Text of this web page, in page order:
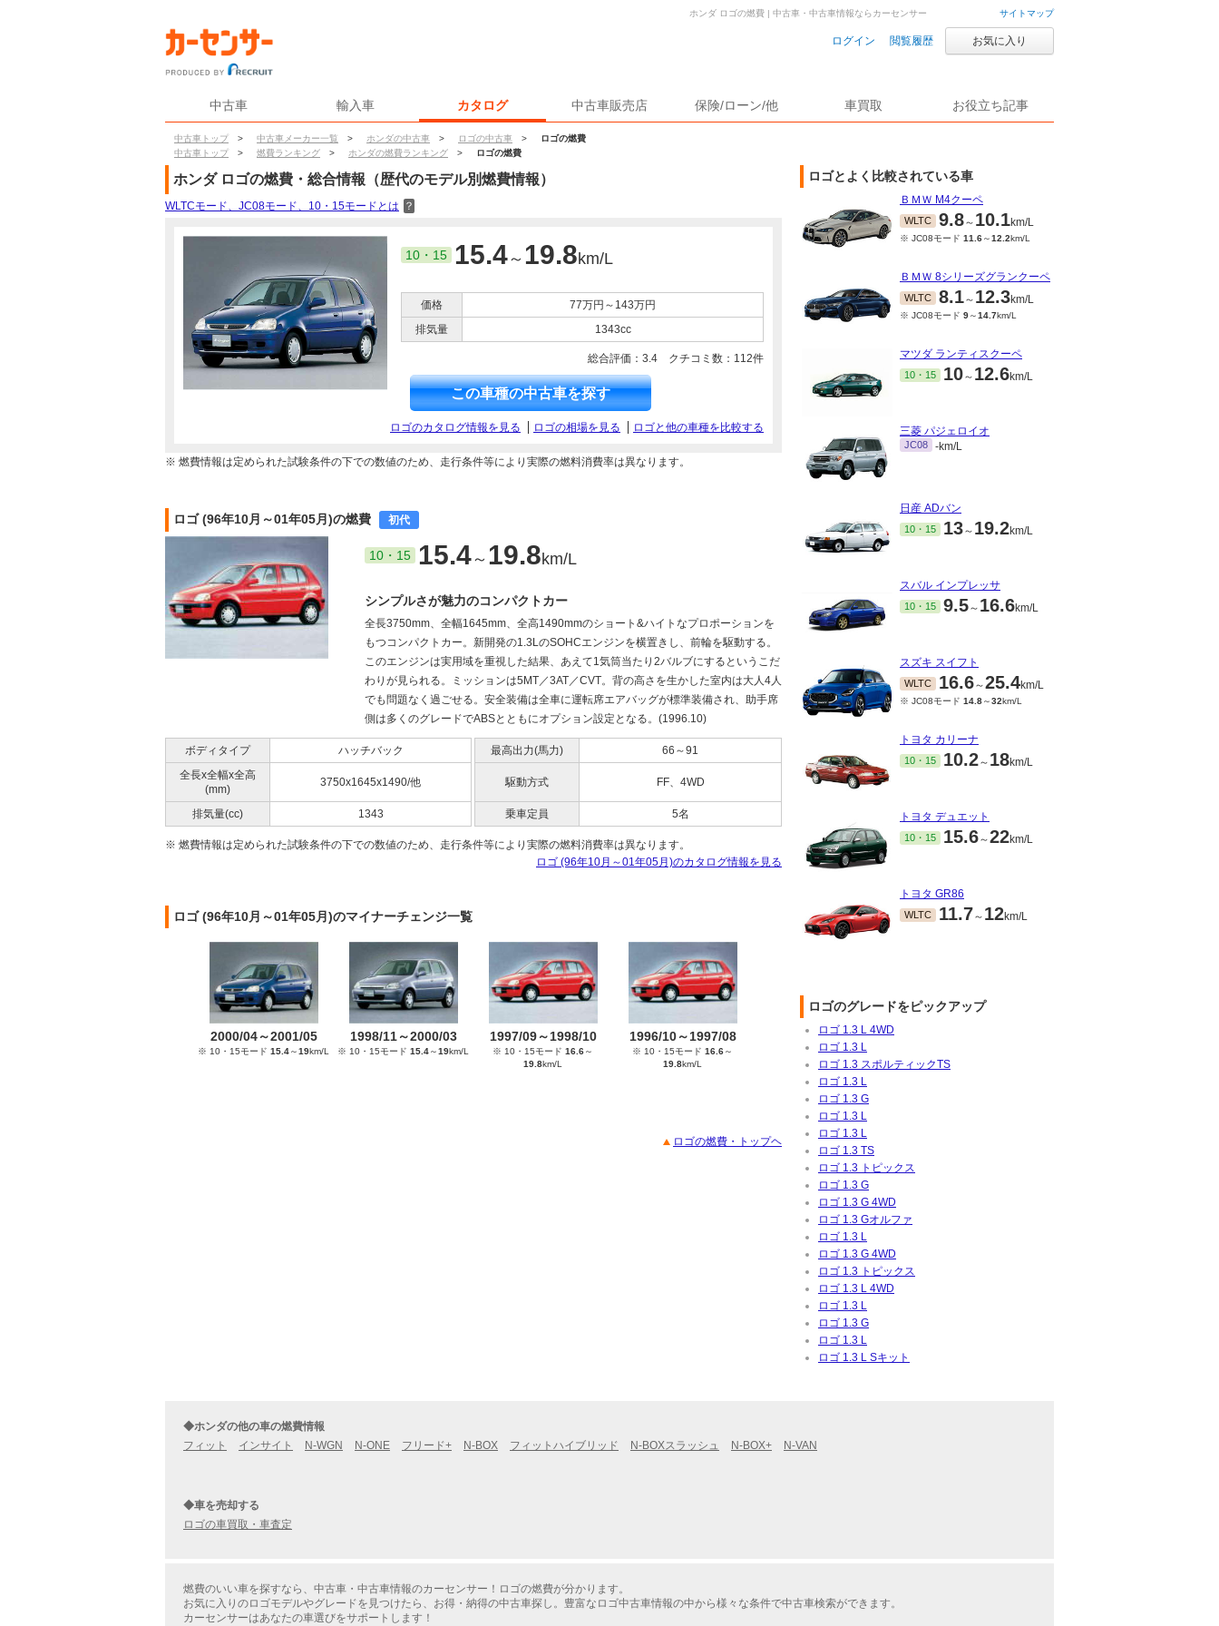
サイトマップ
ログイン 閲覧履歴 お気に入り
中古車 輸入車 カタログ 中古車販売店 保険/ローン/他 車買取 お役立ち記事
中古車トップ > 中古車メーカー一覧 > ホンダの中古車 > ロゴの中古車 >
ロゴの燃費
中古車トップ
> 燃費ランキング > ホンダの燃費ランキング > ロゴの燃費
ホンダ ロゴの燃費 | 中古車・中古車情報ならカーセンサー
ホンダ ロゴの燃費・総合情報（歴代のモデル別燃費情報）
WLTCモード、JC08モード、10・15モードとは ？
10・15 15.4～ 19.8km/L
価格
77万円～143万円
排気量
1343cc
総合評価： 3.4 クチコミ数： 112件
この車種の中古車を探す
ロゴのカタログ情報を見る ロゴの相場を見る ロゴと他の車種を比較する
※ 燃費情報は定められた試験条件の下での数値のため、走行条件等により実際の燃料消費率は異なります。
ロゴ (96年10月～01年05月)の燃費 初代
10・15 15.4～ 19.8km/L
シンプルさが魅力のコンパクトカー
全長3750mm、全幅1645mm、全高1490mmのショート&ハイトなプロポーションを
もつコンパクトカー。新開発の1.3LのSOHCエンジンを横置きし、前輪を駆動する。
このエンジンは実用域を重視した結果、あえて1気筒当たり2バルブにするというこだ
わりが見られる。ミッションは5MT／3AT／CVT。背の高さを生かした室内は大人4人
でも問題なく過ごせる。安全装備は全車に運転席エアバッグが標準装備され、助手席
側は多くのグレードでABSとともにオプション設定となる。(1996.10)
ボディタイプ ハッチバック 最高出力(馬力)
66～91
全長x全幅x全高
(mm)
3750x1645x1490/他 駆動方式 FF、4WD
排気量(cc) 1343 乗車定員 5名
※ 燃費情報は定められた試験条件の下での数値のため、走行条件等により実際の燃料消費率は異なります。
ロゴ (96年10月～01年05月)のカタログ情報を見る
ロゴ (96年10月～01年05月)のマイナーチェンジ一覧
2000/04～2001/05
※ 10・15モード 15.4～19km/L
1998/11～2000/03
※ 10・15モード 15.4～19km/L
1997/09～1998/10
※ 10・15モード 16.6～
19.8km/L
1996/10～1997/08
※ 10・15モード 16.6～
19.8km/L
ロゴの燃費・トップヘ
ロゴとよく比較されている車
ＢＭＷ M4クーペ
WLTC 9.8～ 10.1km/L
※ JC08モード 11.6～12.2km/L
ＢＭＷ 8シリーズグランクーペ
WLTC 8.1～ 12.3km/L
※ JC08モード 9～14.7km/L
マツダ ランティスクーペ
10・15 10～ 12.6km/L
三菱 パジェロイオ
JC08 -km/L
日産 ADバン
10・15 13～ 19.2km/L
スバル インプレッサ
10・15 9.5～ 16.6km/L
スズキ スイフト
WLTC 16.6～25.4km/L
※ JC08モード 14.8～32km/L
トヨタ カリーナ
10・15 10.2～ 18km/L
トヨタ デュエット
10・15 15.6～22km/L
トヨタ GR86
WLTC 11.7～ 12km/L
ロゴのグレードをピックアップ
ロゴ 1.3 L 4WD
ロゴ 1.3 L
ロゴ 1.3 スポルティックTS
ロゴ 1.3 L
ロゴ 1.3 G
ロゴ 1.3 L
ロゴ 1.3 L
ロゴ 1.3 TS
ロゴ 1.3 トピックス
ロゴ 1.3 G
ロゴ 1.3 G 4WD
ロゴ 1.3 Gオルファ
ロゴ 1.3 L
ロゴ 1.3 G 4WD
ロゴ 1.3 トピックス
ロゴ 1.3 L 4WD
ロゴ 1.3 L
ロゴ 1.3 G
ロゴ 1.3 L
ロゴ 1.3 L Sキット
◆ホンダの他の車の燃費情報
フィット
インサイト N-WGN N-ONE フリード+ N-BOX フィットハイブリッド N-BOXスラッシュ N-BOX+ N-VAN
◆車を売却する
ロゴの車買取・車査定
燃費のいい車を探すなら、中古車・中古車情報のカーセンサー！ロゴの燃費が分かります。
お気に入りのロゴモデルやグレードを見つけたら、お得・納得の中古車探し。豊富なロゴ中古車情報の中から様々な条件で中古車検索ができます。
カーセンサーはあなたの車選びをサポートします！